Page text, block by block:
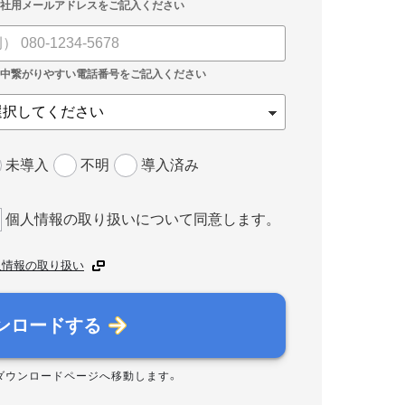
未導入 不明 導入済み
個人情報の取り扱いについて同意します。
報の取り扱い
ロードする
ウンロードページへ移動します。